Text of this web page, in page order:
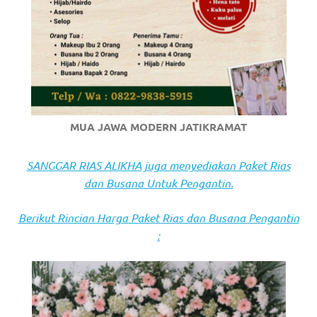
https://www.stockswatches.com
anchor
https://
check
here
https://www.domainwatches.com
visit
MUA JAWA MODERN JATIKRAMAT
SANGGAR RIAS ALIKHA juga menyediakan Paket Rias
dan Busana Untuk Pengantin.
Berikut Rincian Harga Paket Rias dan Busana Pengantin
: